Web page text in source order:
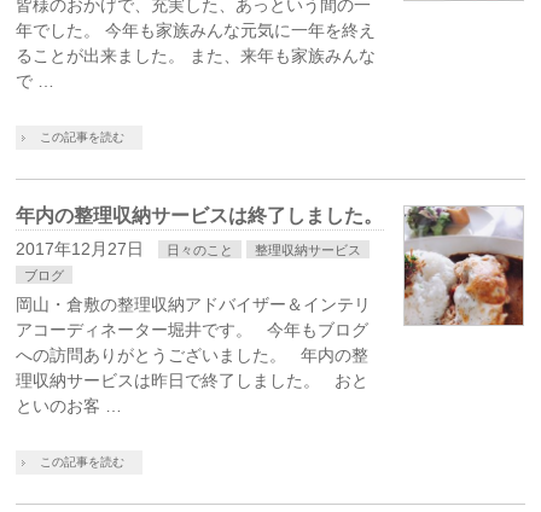
皆様のおかげで、充実した、あっという間の一
年でした。 今年も家族みんな元気に一年を終え
ることが出来ました。 また、来年も家族みんな
で …
この記事を読む
年内の整理収納サービスは終了しました。
2017年12月27日 日々のこと
整理収納サービス
ブログ
岡山・倉敷の整理収納アドバイザー＆インテリ
アコーディネーター堀井です。 今年もブログ
への訪問ありがとうございました。 年内の整
理収納サービスは昨日で終了しました。 おと
といのお客 …
この記事を読む